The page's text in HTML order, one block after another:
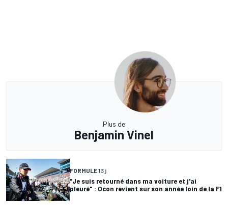
Plus de
Benjamin Vinel
FORMULE 13 j
"Je suis retourné dans ma voiture et j'ai
pleuré" : Ocon revient sur son année loin de la F1